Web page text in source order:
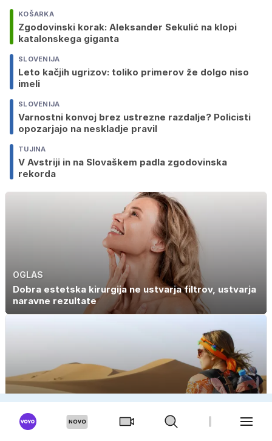
KOŠARKA
Zgodovinski korak: Aleksander Sekulić na klopi
katalonskega giganta
SLOVENIJA
Leto kačjih ugrizov: toliko primerov že dolgo niso
imeli
SLOVENIJA
Varnostni konvoj brez ustrezne razdalje? Policisti
opozarjajo na neskladje pravil
TUJINA
V Avstriji in na Slovaškem padla zgodovinska
rekorda
OGLAS
Dobra estetska kirurgija ne ustvarja filtrov, ustvarja
naravne rezultate
Sam po svetu? 'Svoboda, spontanost in zgodbe, ki
jih ne zmanjka'